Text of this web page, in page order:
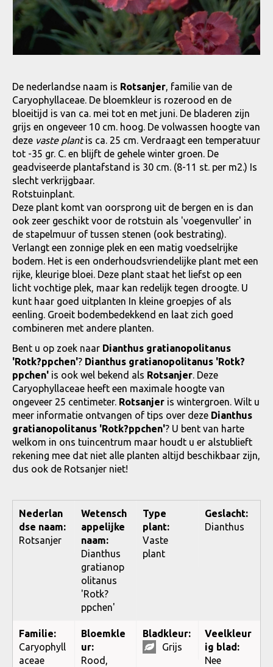
De nederlandse naam is Rotsanjer, familie van de
Caryophyllaceae. De bloemkleur is rozerood en de
bloeitijd is van ca. mei tot en met juni. De bladeren zijn
grijs en ongeveer 10 cm. hoog. De volwassen hoogte van
deze vaste plantis ca. 25 cm. Verdraagt een temperatuur
tot -35 gr. C. en blijft de gehele winter groen. De
geadviseerde plantafstand is 30 cm. (8-11 st. per m2.) Is
slecht verkrijgbaar.
Rotstuinplant.
Deze plant komt van oorsprong uit de bergen en is dan
ook zeer geschikt voor de rotstuin als 'voegenvuller' in
de stapelmuur of tussen stenen (ook bestrating).
Verlangt een zonnige plek en een matig voedselrijke
bodem. Het is een onderhoudsvriendelijke plant met een
rijke, kleurige bloei. Deze plant staat het liefst op een
licht vochtige plek, maar kan redelijk tegen droogte. U
kunt haar goed uitplanten In kleine groepjes of als
eenling. Groeit bodembedekkend en laat zich goed
combineren met andere planten.
Bent u op zoek naar Dianthus gratianopolitanus
'Rotk?ppchen'? Dianthus gratianopolitanus 'Rotk?
ppchen' is ook wel bekend als Rotsanjer. Deze
Caryophyllaceae heeft een maximale hoogte van
ongeveer 25 centimeter. Rotsanjer is wintergroen. Wilt u
meer informatie ontvangen of tips over deze Dianthus
gratianopolitanus 'Rotk?ppchen'? U bent van harte
welkom in ons tuincentrum maar houdt u er alstublieft
rekening mee dat niet alle planten altijd beschikbaar zijn,
dus ook de Rotsanjer niet!
Nederlan
dse naam:
Rotsanjer
Wetensch
appelijke
naam:
Dianthus
gratianop
olitanus
'Rotk?
ppchen'
Type
plant:
Vaste
plant
Geslacht:
Dianthus
Familie:
Caryophyll
aceae
Bloemkle
ur:
Rood,
Bladkleur:
Grijs
Veelkleur
ig blad:
Nee